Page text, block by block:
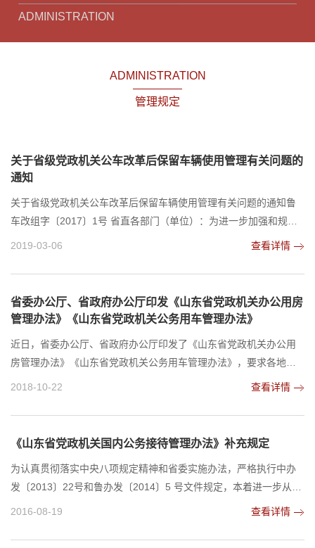
ADMINISTRATION
ADMINISTRATION
管理规定
关于省级党政机关公车改革后保留车辆使用管理有关问题的
通知
关于省级党政机关公车改革后保留车辆使用管理有关问题的通知鲁
车改组字〔2017〕1号 省直各部门（单位）：为进一步加强和规范
公务用车制度改革后保留车辆的使用管理，切实解决保留车辆使用
制度改革领导小组第四次会议研究，现就有关问题通知如下：一、
关于保留车辆使用范围的问题（一）机要通信用车使用范围​1、党和
国家保密文件及文书的传递；2、涉密通信器材的取...
2019-03-06 查看详情
省委办公厅、省政府办公厅印发《山东省党政机关办公用房
管理办法》《山东省党政机关公务用车管理办法》
近日，省委办公厅、省政府办公厅印发了《山东省党政机关办公用
房管理办法》《山东省党政机关公务用车管理办法》，要求各地各
部门认真遵照执行。内容如下。 山东省党政机关办公用房管理办
办公用房资源合理配置和节约集约使用，保障办公需求，降低运行
成本，促进党风廉政建设和节约型机关建设，根据《党政机关办公
2018-10-22 查看详情
《山东省党政机关国内公务接待管理办法》补充规定
为认真贯彻落实中央八项规定精神和省委实施办法，严格执行中办
发〔2013〕22号和鲁办发〔2014〕5 号文件规定，本着进一步从严
要求的原则，作如下补充规定。第一条在公务陪餐时，午餐一律不
供本地产低价位红酒，每瓶价格严格控制在100 元以内，并注意控
2016-08-19 查看详情